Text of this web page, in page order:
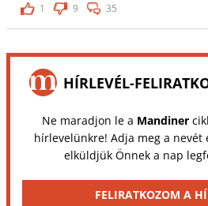
1
9 35
HÍRLEVÉL-
Ne maradjon le a Mandiner
hírlevelünkre! Adja meg a nevét
elküldjük Önnek a nap
FELIRATKOZOM A